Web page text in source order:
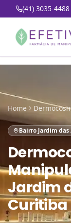
(41) 3035-4488
Home
Bairro Jardim
Jardim
Curitiba